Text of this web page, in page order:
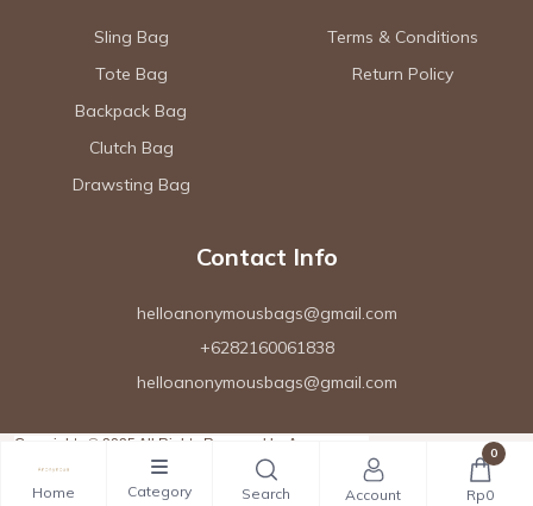
Sling Bag
Tote Bag
Backpack Bag
Clutch Bag
Drawsting Bag
Terms & Conditions
Return Policy
Contact Info
helloanonymousbags@gmail.com
+6282160061838
helloanonymousbags@gmail.com
Copyrights © 2025 All Rights Reserved by Anonymous.
Home Category Search Account
0
Rp0